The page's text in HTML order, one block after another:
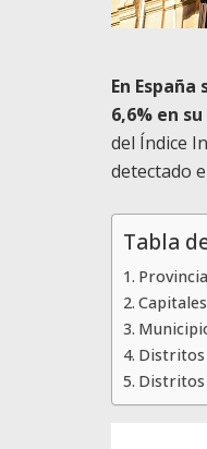
En
6,6% en
del Índice
detectado
Tabla
Distritos